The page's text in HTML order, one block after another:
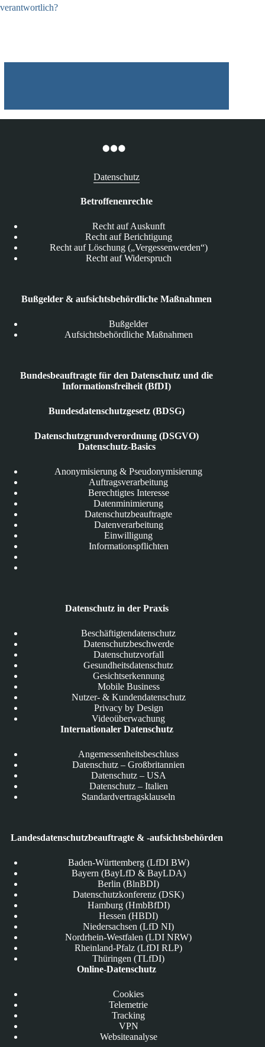
verantwortlich?
Datenschutz
Betroffenenrechte
Recht auf Auskunft
Recht auf Berichtigung
Recht auf Löschung („Vergessenwerden“)
Recht auf Widerspruch
Bußgelder & aufsichtsbehördliche Maßnahmen
Bußgelder
Aufsichtsbehördliche Maßnahmen
Bundesbeauftragte für den Datenschutz und die
Informationsfreiheit (BfDI)
Bundesdatenschutzgesetz (BDSG)
Datenschutzgrundverordnung (DSGVO)
Datenschutz-Basics
Anonymisierung & Pseudonymisierung
Auftragsverarbeitung
Berechtigtes Interesse
Datenminimierung
Datenschutzbeauftragte
Datenverarbeitung
Einwilligung
Informationspflichten
Datenschutz in der Praxis
Beschäftigtendatenschutz
Datenschutzbeschwerde
Datenschutzvorfall
Gesundheitsdatenschutz
Gesichtserkennung
Mobile Business
Nutzer- & Kundendatenschutz
Privacy by Design
Videoüberwachung
Internationaler Datenschutz
Angemessenheitsbeschluss
Datenschutz – Großbritannien
Datenschutz – USA
Datenschutz – Italien
Standardvertragsklauseln
Landesdatenschutzbeauftragte & -aufsichtsbehörden
Baden-Württemberg (LfDI BW)
Bayern (BayLfD & BayLDA)
Berlin (BlnBDI)
Datenschutzkonferenz (DSK)
Hamburg (HmbBfDI)
Hessen (HBDI)
Niedersachsen (LfD NI)
Nordrhein-Westfalen (LDI NRW)
Rheinland-Pfalz (LfDI RLP)
Thüringen (TLfDI)
Online-Datenschutz
Cookies
Telemetrie
Tracking
VPN
Websiteanalyse